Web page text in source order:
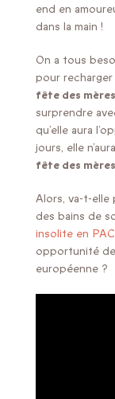
end en
dans la main !
On a tous
pour
fête des mères
surprendre
qu’elle aura
jours, elle
fête des mères
Alors, va-t-
des bains de
insolite en
opportunité de
européenne ?